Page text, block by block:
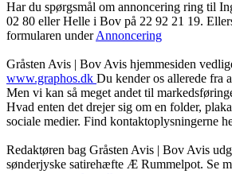
Har du spørgsmål om annoncering ring til
02 80 ‬eller Helle i Bov på 22 92 21 19‬.
formularen underAnnoncering
Gråsten Avis | Bov Avis hjemmesiden
www.graphos.dk Du kender os allerede fra
Men vi kan så meget andet til
Hvad enten det drejer sig om en folder,
sociale medier. Find kontaktoplysningerne
Redaktøren bag Gråsten Avis | Bov Avis
sønderjyske satirehæfte Æ Rummelpot. Se